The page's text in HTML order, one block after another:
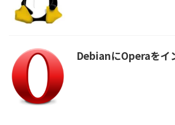
DebianにOperaをイ